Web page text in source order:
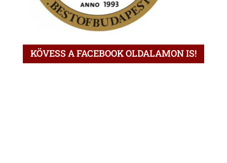
KÖVESS A FACEBOOK OLDALAMON IS!